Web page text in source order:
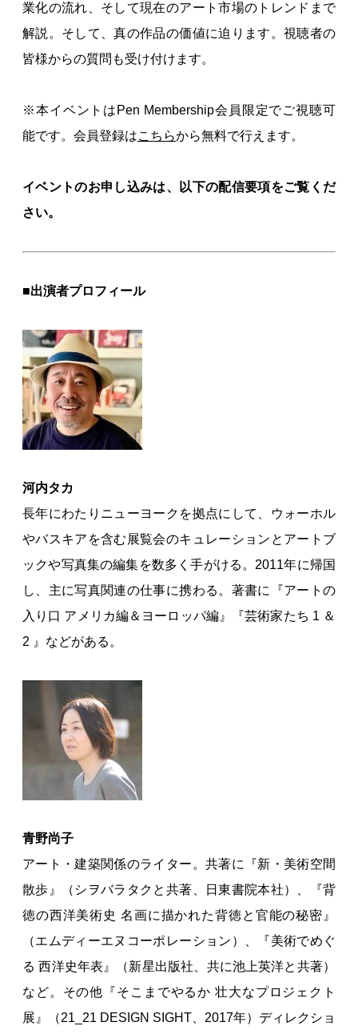
業化の流れ、そして現在のアート市場のトレンドまで
解説。そして、真の作品の価値に迫ります。視聴者の
皆様からの質問も受け付けます。
※本イベントはPen Membership会員限定でご視聴可
能です。会員登録はこちらから無料で行えます。
イベントのお申し込みは、以下の配信要項をご覧くだ
さい。
■出演者プロフィール
河内タカ
長年にわたりニューヨークを拠点にして、ウォーホル
やバスキアを含む展覧会のキュレーションとアートブ
ックや写真集の編集を数多く手がける。2011年に帰国
し、主に写真関連の仕事に携わる。著書に『アートの
入り口 アメリカ編＆ヨーロッパ編』『芸術家たち 1 ＆
2 』などがある。
青野尚子
アート・建築関係のライター。共著に『新・美術空間
散歩』（シヲバラタクと共著、日東書院本社）、『背
徳の西洋美術史 名画に描かれた背徳と官能の秘密』
（エムディーエヌコーポレーション）、『美術でめぐ
る 西洋史年表』（新星出版社、共に池上英洋と共著）
など。その他『そこまでやるか 壮大なプロジェクト
展』（21_21 DESIGN SIGHT、2017年）ディレクショ